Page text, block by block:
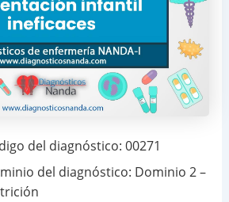
del diagnóstico: 00271
del diagnóstico: Dominio 2 –